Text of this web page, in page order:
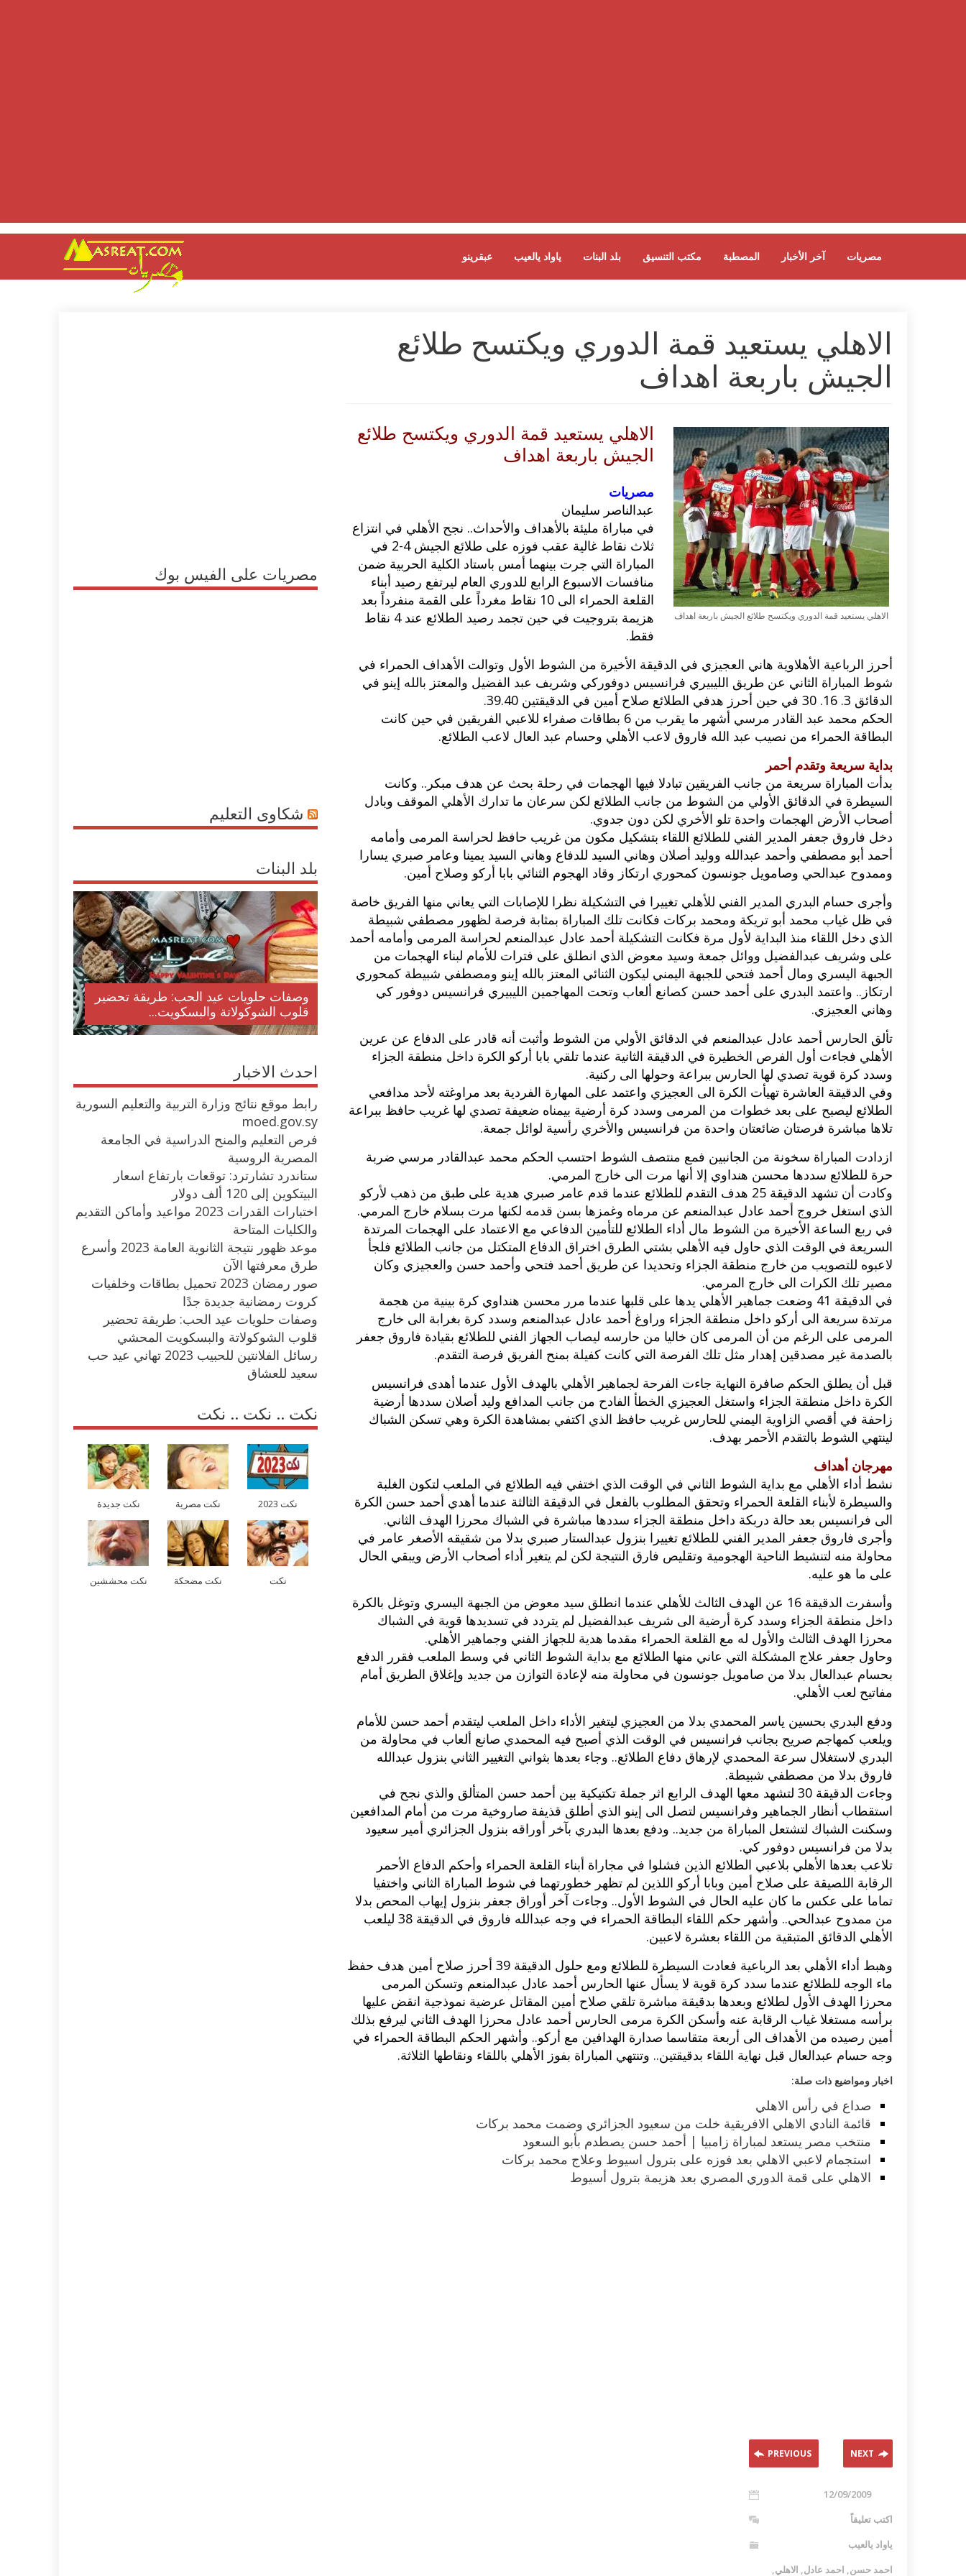
عبقرينو ياواد يالعيب بلد البنات مكتب التنسيق المصطبة آخر الأخبار مصريات
الاهلي يستعيد قمة الدوري ويكتسح طلائع
الجيش باربعة اهداف
الاهلي يستعيد قمة الدوري ويكتسح طلائع الجيش باربعة اهداف
الاهلي يستعيد قمة الدوري ويكتسح طلائع
الجيش باربعة اهداف
مصريات
عبدالناصر سليمان
في مباراة مليئة بالأهداف والأحداث.. نجح الأهلي في انتزاع
ثلاث نقاط غالية عقب فوزه على طلائع الجيش 4-2 في
المباراة التي جرت بينهما أمس باستاد الكلية الحربية ضمن
منافسات الاسبوع الرابع للدوري العام ليرتفع رصيد أبناء
القلعة الحمراء الى 10 نقاط مغرداً على القمة منفرداً بعد
هزيمة بتروجيت في حين تجمد رصيد الطلائع عند 4 نقاط
فقط.
أحرز الرباعية الأهلاوية هاني العجيزي في الدقيقة الأخيرة من الشوط الأول وتوالت الأهداف الحمراء في
شوط المباراة الثاني عن طريق الليبيري فرانسيس دوفوركي وشريف عبد الفضيل والمعتز بالله إينو في
الدقائق 3. 16. 30 في حين أحرز هدفي الطلائع صلاح أمين في الدقيقتين 39.40.
الحكم محمد عبد القادر مرسي أشهر ما يقرب من 6 بطاقات صفراء للاعبي الفريقين في حين كانت
البطاقة الحمراء من نصيب عبد الله فاروق لاعب الأهلي وحسام عبد العال لاعب الطلائع.
بداية سريعة وتقدم أحمر
بدأت المباراة سريعة من جانب الفريقين تبادلا فيها الهجمات في رحلة بحث عن هدف مبكر.. وكانت
السيطرة في الدقائق الأولي من الشوط من جانب الطلائع لكن سرعان ما تدارك الأهلي الموقف وبادل
أصحاب الأرض الهجمات واحدة تلو الأخري لكن دون جدوي.
دخل فاروق جعفر المدير الفني للطلائع اللقاء بتشكيل مكون من غريب حافظ لحراسة المرمى وأمامه
أحمد أبو مصطفي وأحمد عبدالله ووليد أصلان وهاني السيد للدفاع وهاني السيد يمينا وعامر صبري يسارا
وممدوح عبدالحي وصامويل جونسون كمحوري ارتكاز وقاد الهجوم الثنائي بابا أركو وصلاح أمين.
وأجرى حسام البدري المدير الفني للأهلي تغييرا في التشكيلة نظرا للإصابات التي يعاني منها الفريق خاصة
في ظل غياب محمد أبو تريكة ومحمد بركات فكانت تلك المباراة بمثابة فرصة لظهور مصطفي شبيطة
الذي دخل اللقاء منذ البداية لأول مرة فكانت التشكيلة أحمد عادل عبدالمنعم لحراسة المرمى وأمامه أحمد
على وشريف عبدالفضيل ووائل جمعة وسيد معوض الذي انطلق على فترات للأمام لبناء الهجمات من
الجبهة اليسري ومال أحمد فتحي للجبهة اليمني ليكون الثنائي المعتز بالله إينو ومصطفي شبيطة كمحوري
ارتكاز.. واعتمد البدري على أحمد حسن كصانع ألعاب وتحت المهاجمين الليبيري فرانسيس دوفور كي
وهاني العجيزي.
تألق الحارس أحمد عادل عبدالمنعم في الدقائق الأولي من الشوط وأثبت أنه قادر على الدفاع عن عرين
الأهلي فجاءت أول الفرص الخطيرة في الدقيقة الثانية عندما تلقي بابا أركو الكرة داخل منطقة الجزاء
وسدد كرة قوية تصدي لها الحارس ببراعة وحولها الى ركنية.
وفي الدقيقة العاشرة تهيأت الكرة الى العجيزي واعتمد على المهارة الفردية بعد مراوغته لأحد مدافعي
الطلائع ليصبح على بعد خطوات من المرمى وسدد كرة أرضية بيمناه ضعيفة تصدي لها غريب حافظ ببراعة
تلاها مباشرة فرصتان ضائعتان واحدة من فرانسيس والأخري رأسية لوائل جمعة.
ازدادت المباراة سخونة من الجانبين فمع منتصف الشوط احتسب الحكم محمد عبدالقادر مرسي ضربة
حرة للطلائع سددها محسن هنداوي إلا أنها مرت الى خارج المرمي.
وكادت أن تشهد الدقيقة 25 هدف التقدم للطلائع عندما قدم عامر صبري هدية على طبق من ذهب لأركو
الذي استغل خروج أحمد عادل عبدالمنعم عن مرماه وغمزها بسن قدمه لكنها مرت بسلام خارج المرمي.
في ربع الساعة الأخيرة من الشوط مال أداء الطلائع للتأمين الدفاعي مع الاعتماد على الهجمات المرتدة
السريعة في الوقت الذي حاول فيه الأهلي بشتي الطرق اختراق الدفاع المتكتل من جانب الطلائع فلجأ
لاعبوه للتصويب من خارج منطقة الجزاء وتحديدا عن طريق أحمد فتحي وأحمد حسن والعجيزي وكان
مصير تلك الكرات الى خارج المرمي.
في الدقيقة 41 وضعت جماهير الأهلي يدها على قلبها عندما مرر محسن هنداوي كرة بينية من هجمة
مرتدة سريعة الى أركو داخل منطقة الجزاء وراوغ أحمد عادل عبدالمنعم وسدد كرة بغرابة الى خارج
المرمى على الرغم من أن المرمى كان خاليا من حارسه ليصاب الجهاز الفني للطلائع بقيادة فاروق جعفر
بالصدمة غير مصدقين إهدار مثل تلك الفرصة التي كانت كفيلة بمنح الفريق فرصة التقدم.
قبل أن يطلق الحكم صافرة النهاية جاءت الفرحة لجماهير الأهلي بالهدف الأول عندما أهدى فرانسيس
الكرة داخل منطقة الجزاء واستغل العجيزي الخطأ الفادح من جانب المدافع وليد أصلان سددها أرضية
زاحفة في أقصي الزاوية اليمني للحارس غريب حافظ الذي اكتفي بمشاهدة الكرة وهي تسكن الشباك
لينتهي الشوط بالتقدم الأحمر بهدف.
مهرجان أهداف
نشط أداء الأهلي مع بداية الشوط الثاني في الوقت الذي اختفي فيه الطلائع في الملعب لتكون الغلبة
والسيطرة لأبناء القلعة الحمراء وتحقق المطلوب بالفعل في الدقيقة الثالثة عندما أهدي أحمد حسن الكرة
الى فرانسيس بعد حالة دربكة داخل منطقة الجزاء سددها مباشرة في الشباك محرزا الهدف الثاني.
وأجرى فاروق جعفر المدير الفني للطلائع تغييرا بنزول عبدالستار صبري بدلا من شقيقه الأصغر عامر في
محاولة منه لتنشيط الناحية الهجومية وتقليص فارق النتيجة لكن لم يتغير أداء أصحاب الأرض ويبقي الحال
على ما هو عليه.
وأسفرت الدقيقة 16 عن الهدف الثالث للأهلي عندما انطلق سيد معوض من الجبهة اليسري وتوغل بالكرة
داخل منطقة الجزاء وسدد كرة أرضية الى شريف عبدالفضيل لم يتردد في تسديدها قوية في الشباك
محرزا الهدف الثالث والأول له مع القلعة الحمراء مقدما هدية للجهاز الفني وجماهير الأهلي.
وحاول جعفر علاج المشكلة التي عاني منها الطلائع مع بداية الشوط الثاني في وسط الملعب فقرر الدفع
بحسام عبدالعال بدلا من صامويل جونسون في محاولة منه لإعادة التوازن من جديد وإغلاق الطريق أمام
مفاتيح لعب الأهلي.
ودفع البدري بحسين ياسر المحمدي بدلا من العجيزي ليتغير الأداء داخل الملعب ليتقدم أحمد حسن للأمام
ويلعب كمهاجم صريح بجانب فرانسيس في الوقت الذي أصبح فيه المحمدي صانع ألعاب في محاولة من
البدري لاستغلال سرعة المحمدي لإرهاق دفاع الطلائع.. وجاء بعدها بثواني التغيير الثاني بنزول عبدالله
فاروق بدلا من مصطفي شبيطة.
وجاءت الدقيقة 30 لتشهد معها الهدف الرابع اثر جملة تكتيكية بين أحمد حسن المتألق والذي نجح في
استقطاب أنظار الجماهير وفرانسيس لتصل الى إينو الذي أطلق قذيفة صاروخية مرت من أمام المدافعين
وسكنت الشباك لتشتعل المباراة من جديد.. ودفع بعدها البدري بآخر أوراقه بنزول الجزائري أمير سعيود
بدلا من فرانسيس دوفور كي.
تلاعب بعدها الأهلي بلاعبي الطلائع الذين فشلوا في مجاراة أبناء القلعة الحمراء وأحكم الدفاع الأحمر
الرقابة اللصيقة على صلاح أمين وبابا أركو اللذين لم تظهر خطورتهما في شوط المباراة الثاني واختفيا
تماما على عكس ما كان عليه الحال في الشوط الأول.. وجاءت آخر أوراق جعفر بنزول إيهاب المحص بدلا
من ممدوح عبدالحي.. وأشهر حكم اللقاء البطاقة الحمراء في وجه عبدالله فاروق في الدقيقة 38 ليلعب
الأهلي الدقائق المتبقية من اللقاء بعشرة لاعبين.
وهبط أداء الأهلي بعد الرباعية فعادت السيطرة للطلائع ومع حلول الدقيقة 39 أحرز صلاح أمين هدف حفظ
ماء الوجه للطلائع عندما سدد كرة قوية لا يسأل عنها الحارس أحمد عادل عبدالمنعم وتسكن المرمى
محرزا الهدف الأول لطلائع وبعدها بدقيقة مباشرة تلقي صلاح أمين المقاتل عرضية نموذجية انقض عليها
برأسه مستغلا غياب الرقابة عنه وأسكن الكرة مرمى الحارس أحمد عادل محرزا الهدف الثاني ليرفع بذلك
أمين رصيده من الأهداف الى أربعة متقاسما صدارة الهدافين مع أركو.. وأشهر الحكم البطاقة الحمراء في
وجه حسام عبدالعال قبل نهاية اللقاء بدقيقتين.. وتنتهي المباراة بفوز الأهلي باللقاء ونقاطها الثلاثة.
اخبار ومواضيع ذات صلة:
صداع في رأس الاهلي
قائمة النادي الاهلي الافريقية خلت من سعيود الجزائري وضمت محمد بركات
منتخب مصر يستعد لمباراة زامبيا | أحمد حسن يصطدم بأبو السعود
استجمام لاعبي الاهلي بعد فوزه على بترول اسيوط وعلاج محمد بركات
الاهلي على قمة الدوري المصري بعد هزيمة بترول أسيوط
PREVIOUS NEXT
12/09/2009
اكتب تعليقاً
ياواد يالعيب
احمد حسن, احمد عادل, الاهلي,
مصريات على الفيس بوك
شكاوى التعليم
بلد البنات
وصفات حلويات عيد الحب: طريقة تحضير
قلوب الشوكولاتة والبسكويت...
وصفات أكلات عيد راس السنة الميلادية
طريقة تحضير حلاوة المولد النبوي مع
اكلات عيد الاضحى 2023 وصفات طبخ
احدث الاخبار
رابط موقع نتائج وزارة التربية والتعليم السورية
moed.gov.sy
فرص التعليم والمنح الدراسية في الجامعة
المصرية الروسية
ستاندرد تشارترد: توقعات بارتفاع اسعار
البيتكوين إلى 120 ألف دولار
اختبارات القدرات 2023 مواعيد وأماكن التقديم
والكليات المتاحة
موعد ظهور نتيجة الثانوية العامة 2023 وأسرع
طرق معرفتها الآن
صور رمضان 2023 تحميل بطاقات وخلفيات
كروت رمضانية جديدة جدًا
وصفات حلويات عيد الحب: طريقة تحضير
قلوب الشوكولاتة والبسكويت المحشي
رسائل الفلانتين للحبيب 2023 تهاني عيد حب
سعيد للعشاق
نكت .. نكت .. نكت
نكت 2023 نكت مصرية نكت جديدة
نكت نكت مضحكة نكت محششين